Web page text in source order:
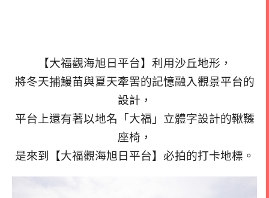
【大福觀海旭日平台】利用沙丘地形，
將冬天捕鰻苗與夏天牽罟的記憶融入觀景平台的
設計，
平台上還有著以地名「大福」立體字設計的鞦韆
座椅，
是來到【大福觀海旭日平台】必拍的打卡地標。